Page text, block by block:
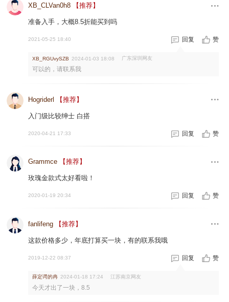
XB_CLVan0h8 【推荐】
准备入手，大概8.5折能买到吗
2021-05-25 18:40 回复 赞
XB_RGUvySZB 2024-01-03 18:08 广东深圳网友
可以的，请联系我
Hogriderl 【推荐】
入门级比较绅士 白搭
2020-04-21 17:33 回复 赞
Grammce 【推荐】
玫瑰金款式太好看啦！
2020-01-19 20:34 回复 赞
fanlifeng 【推荐】
这款价格多少，年底打算买一块，有的联系我哦
2019-12-22 08:37 回复 赞
薛定谔的冉 2024-01-18 17:24 江苏南京网友
今天才出了一块，8.5